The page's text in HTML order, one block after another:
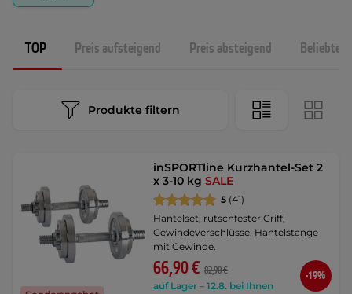
TOP Preis aufsteigend Preis absteigend
Produkte filtern
inSPORTline Kurzhantel-Set 2
x 3-10 kgSALE
5 (41)
Hantelset, rutschfester Griff,
Gewindeverschlüsse, Hantelstange
mit Gewinde.
66,90 € 82,90 €
auf Lager – 12.8. bei Ihnen
-19%